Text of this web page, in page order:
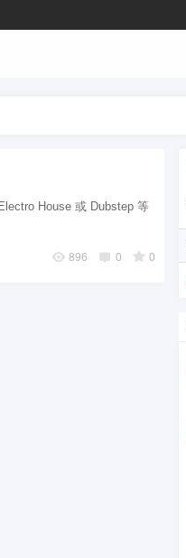
House 或 Dubstep 等
896 0 0